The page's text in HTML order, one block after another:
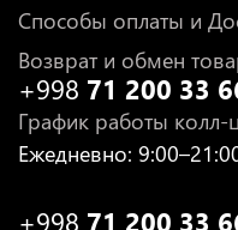
Способы оплаты и
Возврат и обмен
+998 71 200 33
График работы колл-
Ежедневно:
+998 71 200 33